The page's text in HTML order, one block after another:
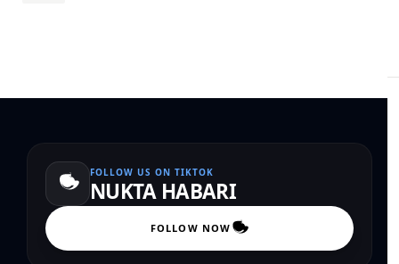
FOLLOW US ON TIKTOK
NUKTA HABARI
FOLLOW NOW